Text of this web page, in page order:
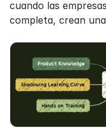
cuando las
completa, crean